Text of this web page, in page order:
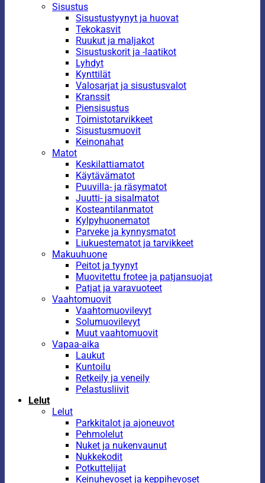
Sisustus
Sisustustyynyt ja huovat
Tekokasvit
Ruukut ja maljakot
Sisustuskorit ja -laatikot
Lyhdyt
Kynttilät
Valosarjat ja sisustusvalot
Kranssit
Piensisustus
Toimistotarvikkeet
Sisustusmuovit
Keinonahat
Matot
Keskilattiamatot
Käytävämatot
Puuvilla- ja räsymatot
Juutti- ja sisalmatot
Kosteantilanmatot
Kylpyhuonematot
Parveke ja kynnysmatot
Liukuestematot ja tarvikkeet
Makuuhuone
Peitot ja tyynyt
Muovitettu frotee ja patjansuojat
Patjat ja varavuoteet
Vaahtomuovit
Vaahtomuovilevyt
Solumuovilevyt
Muut vaahtomuovit
Vapaa-aika
Laukut
Kuntoilu
Retkeily ja veneily
Pelastusliivit
Lelut
Lelut
Parkkitalot ja ajoneuvot
Pehmolelut
Nuket ja nukenvaunut
Nukkekodit
Potkuttelijat
Keinuhevoset ja keppihevoset